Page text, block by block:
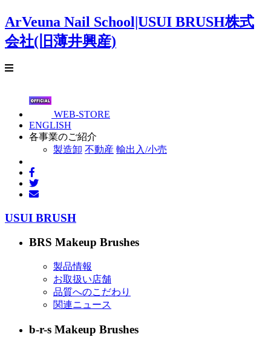
ArVeuna Nail School|USUI BRUSH株式
会社(旧薄井興産)
WEB-STORE
ENGLISH
各事業のご紹介
製造卸 不動産 輸出入/小売
USUI BRUSH
BRS Makeup Brushes
製品情報
お取扱い店舗
品質へのこだわり
関連ニュース
b-r-s Makeup Brushes